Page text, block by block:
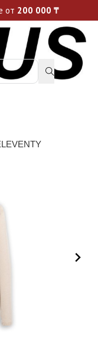
не пропусти свой шанс
от 200 000 ₸